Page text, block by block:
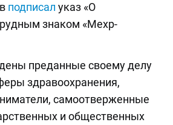
подписал указ «О
знаком «Мехр-
преданные своему делу
здравоохранения,
самоотверженные
и общественных